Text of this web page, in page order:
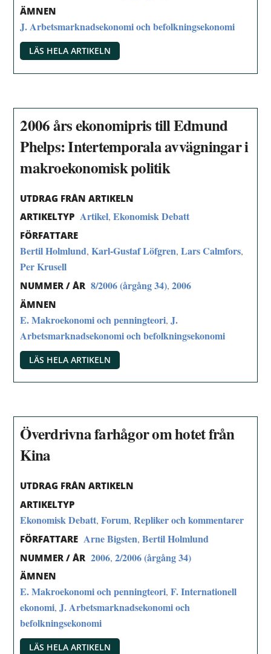
ÄMNEN
J. Arbetsmarknadsekonomi och befolkningsekonomi
LÄS HELA ARTIKELN
2006 års ekonomipris till Edmund
Phelps: Intertemporala avvägningar i
makroekonomisk politik
UTDRAG FRÅN ARTIKELN
ARTIKELTYP Artikel,Ekonomisk Debatt
FÖRFATTARE
Bertil Holmlund,Karl-Gustaf Löfgren,Lars Calmfors,
Per Krusell
NUMMER / ÅR 8/2006 (årgång 34),2006
ÄMNEN
E. Makroekonomi och penningteori,J.
Arbetsmarknadsekonomi och befolkningsekonomi
LÄS HELA ARTIKELN
Överdrivna farhågor om hotet från
Kina
UTDRAG FRÅN ARTIKELN
ARTIKELTYP
Ekonomisk Debatt,Forum,Repliker och kommentarer
FÖRFATTARE Arne Bigsten,Bertil Holmlund
NUMMER / ÅR 2006,2/2006 (årgång 34)
ÄMNEN
E. Makroekonomi och penningteori,F. Internationell
ekonomi,J. Arbetsmarknadsekonomi och
befolkningsekonomi
LÄS HELA ARTIKELN